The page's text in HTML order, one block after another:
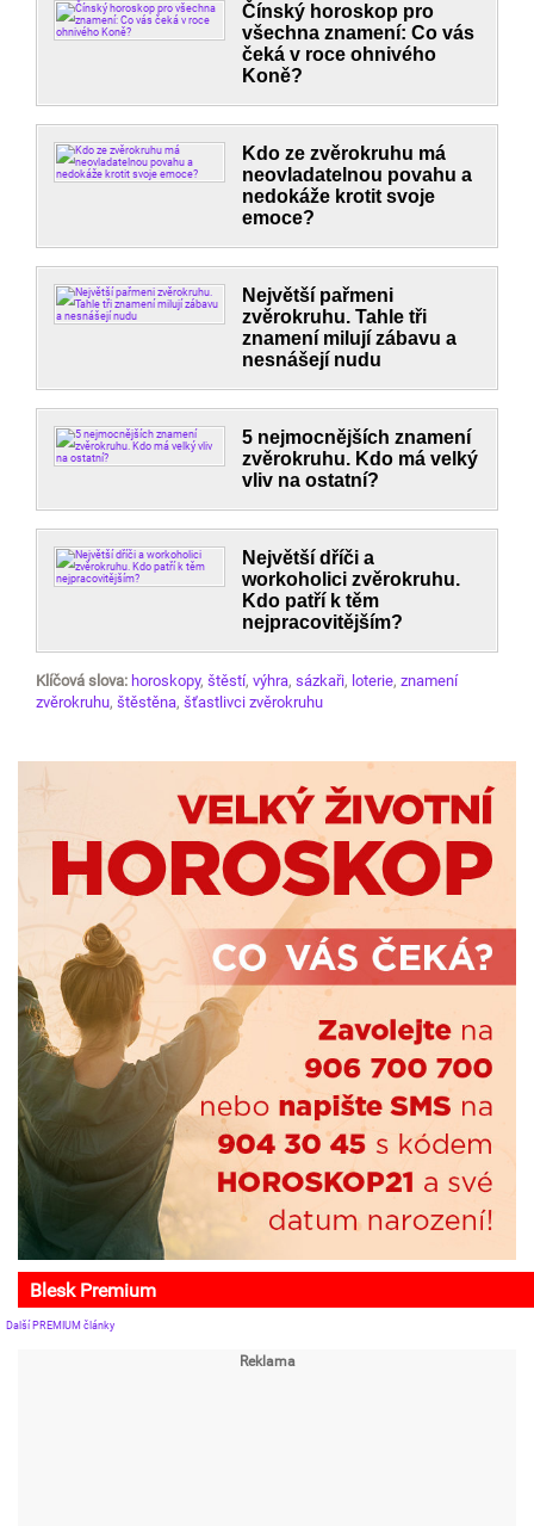
Čínský horoskop pro
všechna znamení: Co vás
čeká v roce ohnivého
Koně?
Kdo ze zvěrokruhu má
neovladatelnou povahu a
nedokáže krotit svoje
emoce?
Největší pařmeni
zvěrokruhu. Tahle tři
znamení milují zábavu a
nesnášejí nudu
5 nejmocnějších znamení
zvěrokruhu. Kdo má velký
vliv na ostatní?
Největší dříči a
workoholici zvěrokruhu.
Kdo patří k těm
nejpracovitějším?
Klíčová slova: horoskopy, štěstí, výhra, sázkaři, loterie, znamení
zvěrokruhu, štěstěna, šťastlivci zvěrokruhu
Blesk Premium
Další PREMIUM články